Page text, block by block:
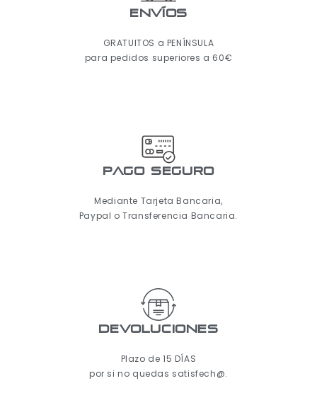
ENVÍOS
GRATUITOS a PENÍNSULA
para pedidos superiores a 60€
pago seguro
Mediante Tarjeta Bancaria,
Paypal o Transferencia Bancaria.
Devoluciones
Plazo de 15 DÍAS
por si no quedas satisfech@.